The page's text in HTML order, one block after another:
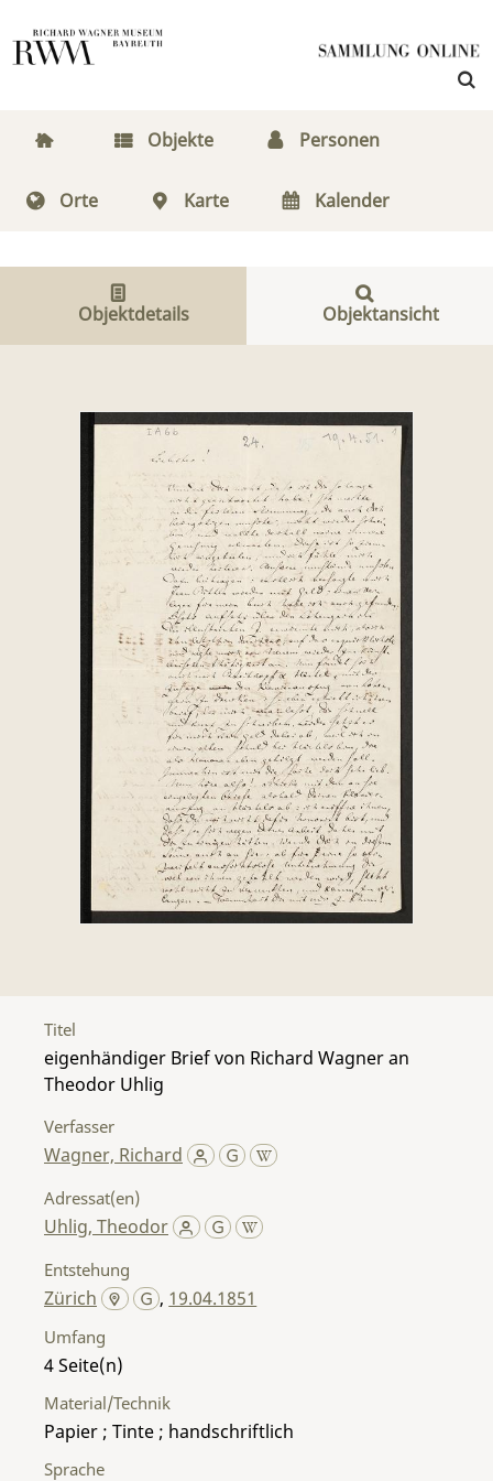
Objekte Personen
Orte Karte Kalender
Objektdetails Objektansicht
Titel
eigenhändiger Brief von Richard Wagner an
Theodor Uhlig
Verfasser
Wagner, Richard
Adressat(en)
Uhlig, Theodor
Entstehung
Zürich , 19.04.1851
Umfang
4
Material/Technik
Papier ; Tinte ; handschriftlich
Sprache